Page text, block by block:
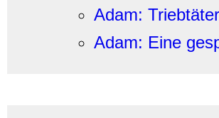
Adam:
Adam: Eine